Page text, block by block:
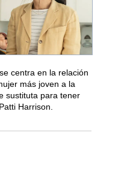
centra en la relación
más joven a la
sustituta para tener
Harrison.